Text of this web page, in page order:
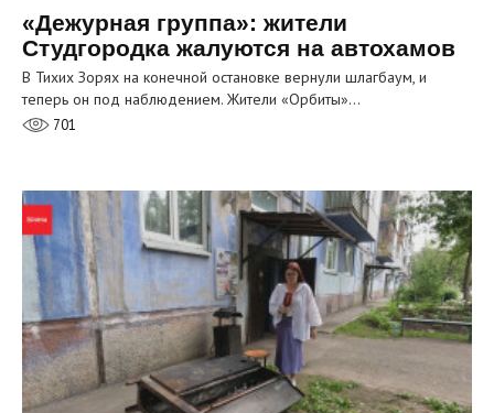
«Дежурная группа»: жители
Студгородка жалуются на автохамов
В Тихих Зорях на конечной остановке вернули шлагбаум, и
теперь он под наблюдением. Жители «Орбиты»…
701